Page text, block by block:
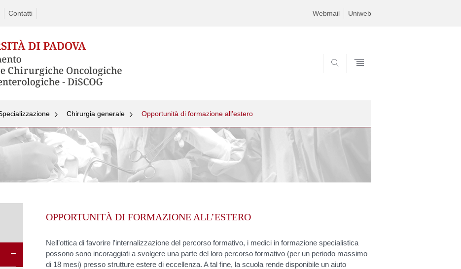
Contatti Webmail Uniweb
Chirurgia generale Opportunità di formazione all’estero
OPPORTUNITÀ DI FORMAZIONE ALL’ESTERO
Nell’ottica di favorire l’internalizzazione del percorso formativo, i medici in formazione specialistica
possono sono incoraggiati a svolgere una parte del loro percorso formativo (per un periodo massimo
di 18 mesi) presso strutture estere di eccellenza. A tal fine, la scuola rende disponibile un aiuto